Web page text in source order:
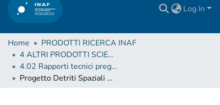
Log In
Home
PRODOTTI RICERCA INAF
4 ALTRI PRODOTTI SCIENTIFICI (Other scientific products)
4.02 Rapporti tecnici pregressi
Progetto Detriti Spaziali @OATe (Supporto alle attività lADC e validazione pre-operativa per SST)